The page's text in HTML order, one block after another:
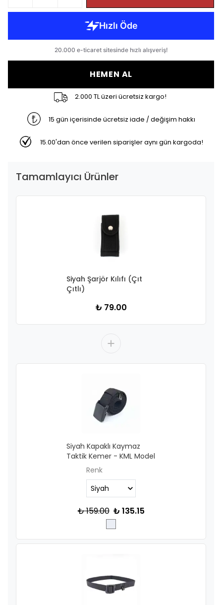
HEMEN AL
2.000 TL üzeri ücretsiz kargo!
15 gün içerisinde ücretsiz iade / değişim hakkı
15.00'dan önce verilen siparişler aynı gün kargoda!
Tamamlayıcı Ürünler
Siyah Şarjör Kılıfı (Çıt
Çıtlı)
₺ 79.00
Siyah Kapaklı Kaymaz
Taktik Kemer - KML Model
Renk
₺ 159.00 ₺ 135.15